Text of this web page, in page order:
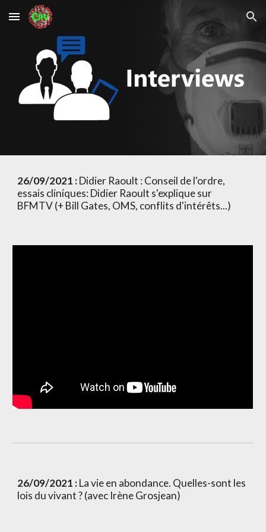
Skip to main content Skip to navigation
26/09/2021 : Didier Raoult : Conseil de l'ordre,
essais cliniques: Didier Raoult s'explique sur
BFMTV (+ Bill Gates, OMS, conflits d'intérêts...)
26/09/2021 : La vie en abondance. Quelles-sont les
lois du vivant ? (avec Irène Grosjean)